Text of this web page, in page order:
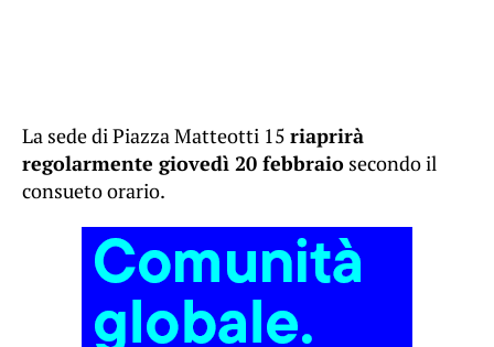
La sede di Piazza Matteotti 15 riaprirà
regolarmente giovedì 20 febbraio secondo il
consueto orario.